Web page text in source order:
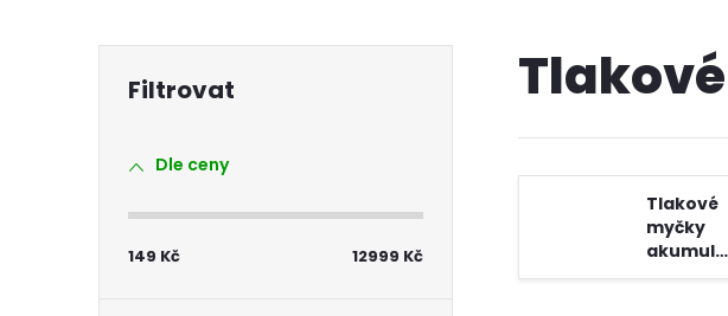
Dle ceny
149 Kč 12999 Kč
Tlakové
myčky
akumulátorové